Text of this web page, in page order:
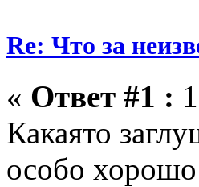
Re: Что за
« Ответ #1 :
Какаято
особо хорошо